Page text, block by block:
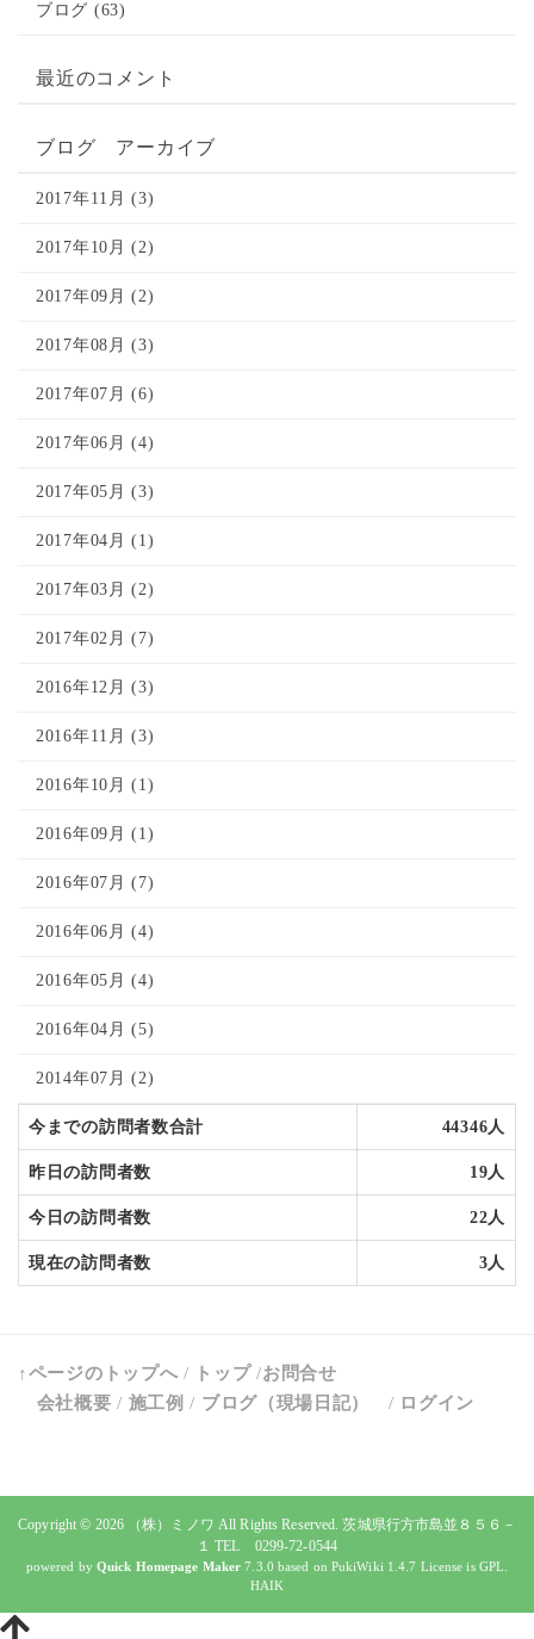
ブログ (63)
最近のコメント
ブログ アーカイブ
2017年11月 (3)
2017年10月 (2)
2017年09月 (2)
2017年08月 (3)
2017年07月 (6)
2017年06月 (4)
2017年05月 (3)
2017年04月 (1)
2017年03月 (2)
2017年02月 (7)
2016年12月 (3)
2016年11月 (3)
2016年10月 (1)
2016年09月 (1)
2016年07月 (7)
2016年06月 (4)
2016年05月 (4)
2016年04月 (5)
2014年07月 (2)
今までの訪問者数合計 44346人
昨日の訪問者数 19人
今日の訪問者数 22人
現在の訪問者数 3人
↑ページのトップへ / トップ/お問合せ
会社概要 / 施工例 / ブログ（現場日記） / ログイン
Copyright © 2026 （株）ミノワ All Rights Reserved. 茨城県行方市島並８５６－
１ TEL 0299-72-0544
powered by Quick Homepage Maker 7.3.0 based on PukiWiki 1.4.7 License is GPL.
HAIK